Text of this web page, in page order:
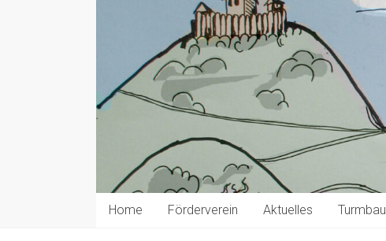
Home Förderverein Aktuelles Turmbau